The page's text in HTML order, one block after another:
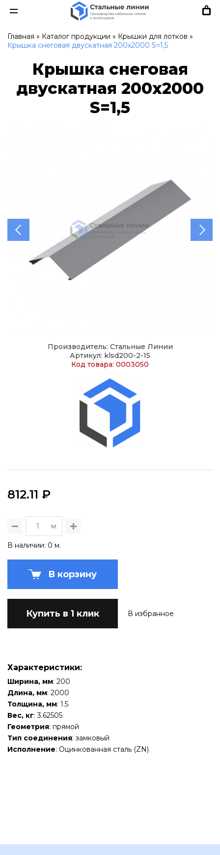
Главная » Каталог продукции » Крышки для лотков »
Крышка снеговая двускатная 200х2000 S=1,5
Крышка снеговая
двускатная 200х2000
S=1,5
Производитель: Стальные Линии
Артикул: klsd200-2-15
Код товара: 0003050
812.11 ₽
м.
В наличии: 0 м.
В корзину
Купить в 1 клик В избранное
Характеристики:
Ширина, мм: 200
Длина, мм: 2000
Толщина, мм: 1.5
Вес, кг: 3.62505
Геометрия: прямой
Тип соединения: замковый
Исполнение: Оцинкованная сталь (ZN)